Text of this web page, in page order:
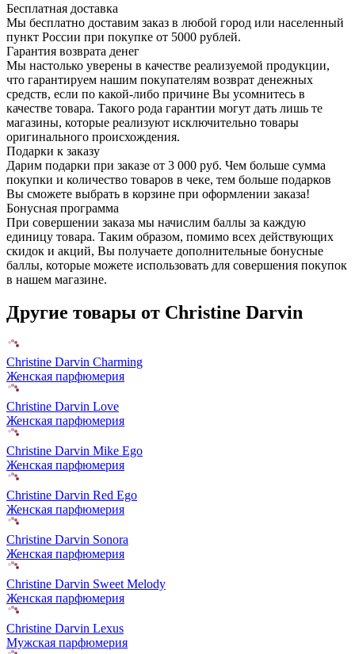
Бесплатная доставка
Мы бесплатно доставим заказ в любой город или населенный
пункт России при покупке от 5000 рублей.
Гарантия возврата денег
Мы настолько уверены в качестве реализуемой продукции,
что гарантируем нашим покупателям возврат денежных
средств, если по какой-либо причине Вы усомнитесь в
качестве товара. Такого рода гарантии могут дать лишь те
магазины, которые реализуют исключительно товары
оригинального происхождения.
Подарки к заказу
Дарим подарки при заказе от 3 000 руб. Чем больше сумма
покупки и количество товаров в чеке, тем больше подарков
Вы сможете выбрать в корзине при оформлении заказа!
Бонусная программа
При совершении заказа мы начислим баллы за каждую
единицу товара. Таким образом, помимо всех действующих
скидок и акций, Вы получаете дополнительные бонусные
баллы, которые можете использовать для совершения покупок
в нашем магазине.
Другие товары от Christine Darvin
Christine Darvin Charming
Женская парфюмерия
Christine Darvin Love
Женская парфюмерия
Christine Darvin Mike Ego
Женская парфюмерия
Christine Darvin Red Ego
Женская парфюмерия
Christine Darvin Sonora
Женская парфюмерия
Christine Darvin Sweet Melody
Женская парфюмерия
Christine Darvin Lexus
Мужская парфюмерия